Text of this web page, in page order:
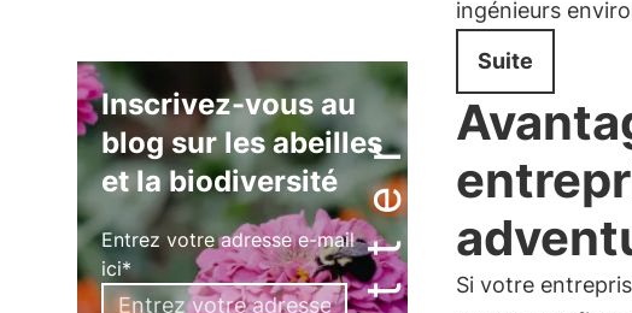
Inscrivez-vous au
blog sur les abeilles
et la biodiversité
Entrez votre adresse e-mail
ici*
ingénieurs
Suite
Si votre